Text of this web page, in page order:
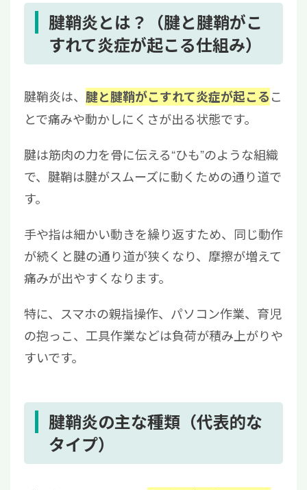
腱鞘炎とは？（腱と腱鞘がこ
すれて炎症が起こる仕組み）
腱鞘炎は、 腱と腱鞘がこすれて炎症が起こるこ
とで痛みや動かしにくさが出る状態です。
腱は筋肉の力を骨に伝える“ひも”のような組織
で、腱鞘は腱がスムーズに動くための通り道で
す。
手や指は細かい動きを繰り返すため、同じ動作
が続くと腱の通り道が狭くなり、摩擦が増えて
痛みが出やすくなります。
特に、スマホの親指操作、パソコン作業、育児
の抱っこ、工具作業などは負荷が積み上がりや
すいです。
腱鞘炎の主な種類（代表的な
タイプ）